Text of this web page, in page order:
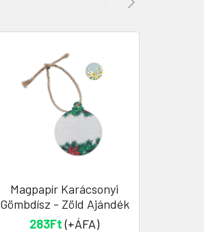
Magpapír Karácsonyi
Gömbdísz - Zöld Ajándék
283Ft(+ÁFA)